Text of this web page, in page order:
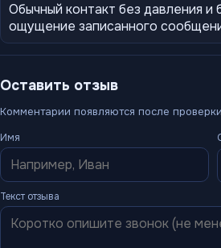
Обычный контакт без давления и
ощущение записанного
Оставить отзыв
Комментарии появляются после
Имя
Текст отзыва